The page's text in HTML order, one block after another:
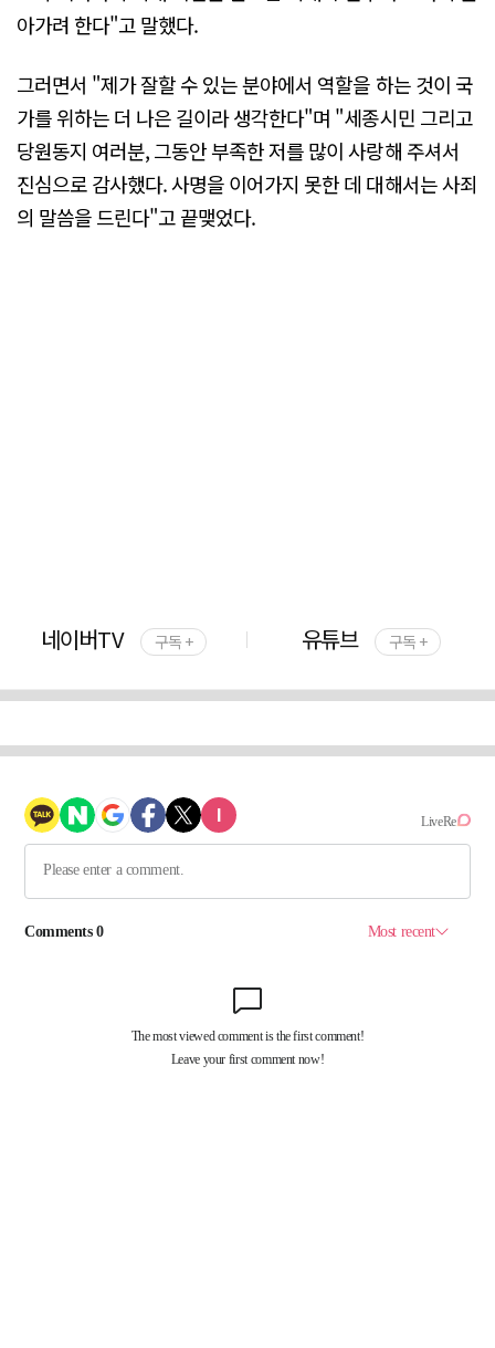
아가려 한다"고 말했다.
그러면서 "제가 잘할 수 있는 분야에서 역할을 하는 것이 국
가를 위하는 더 나은 길이라 생각한다"며 "세종시민 그리고
당원동지 여러분, 그동안 부족한 저를 많이 사랑해 주셔서
진심으로 감사했다. 사명을 이어가지 못한 데 대해서는 사죄
의 말씀을 드린다"고 끝맺었다.
네이버TV 구독 + 유튜브 구독 +